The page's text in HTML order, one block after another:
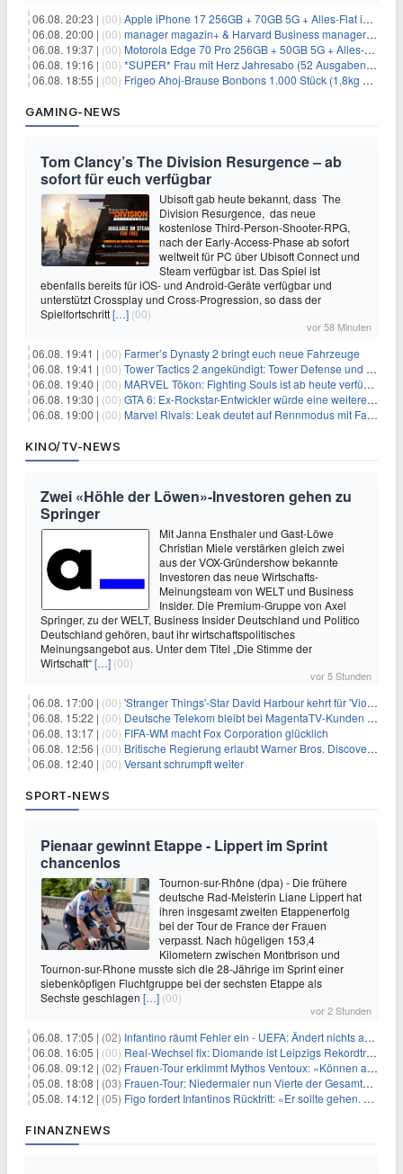
06.08. 20:23 | (00) Apple iPhone 17 256GB + 70GB 5G + Alles-Flat im Vodafone-Netz für 34,99€/Monat – eff. 4,65€/Monat
06.08. 20:00 | (00) manager magazin+ & Harvard Business manager+ Digital-Kombi-Abo 1 Monat kostenlos
06.08. 19:37 | (00) Motorola Edge 70 Pro 256GB + 50GB 5G + Alles-Flat im Vodafone-Netz für 19,99€/Monat – eff. 0,61€/Monat
06.08. 19:16 | (00) *SUPER* Frau mit Herz Jahresabo (52 Ausgaben) für 161,40€ + bis zu 150€ Prämie
06.08. 18:55 | (00) Frigeo Ahoj-Brause Bonbons 1.000 Stück (1,8kg Eimer) für 6,29€
GAMING-NEWS
Tom Clancy’s The Division Resurgence – ab
sofort für euch verfügbar
Ubisoft gab heute bekannt, dass The
Division Resurgence, das neue
kostenlose Third-Person-Shooter-RPG,
nach der Early-Access-Phase ab sofort
weltweit für PC über Ubisoft Connect und
Steam verfügbar ist. Das Spiel ist
ebenfalls bereits für iOS- und Android-Geräte verfügbar und
unterstützt Crossplay und Cross-Progression, so dass der
Spielfortschritt[…] (00)
vor 58 Minuten
06.08. 19:41 | (00) Farmer’s Dynasty 2 bringt euch neue Fahrzeuge
06.08. 19:41 | (00) Tower Tactics 2 angekündigt: Tower Defense und Deckbuilding Kombo kehrt zurück
06.08. 19:40 | (00) MARVEL Tōkon: Fighting Souls ist ab heute verfügbar
06.08. 19:30 | (00) GTA 6: Ex-Rockstar-Entwickler würde eine weitere Verschiebung nicht überraschen
06.08. 19:00 | (00) Marvel Rivals: Leak deutet auf Rennmodus mit Fahrzeugen hin
KINO/TV-NEWS
Zwei «Höhle der Löwen»-Investoren gehen zu
Springer
Mit Janna Ensthaler und Gast-Löwe
Christian Miele verstärken gleich zwei
aus der VOX-Gründershow bekannte
Investoren das neue Wirtschafts-
Meinungsteam von WELT und Business
Insider. Die Premium-Gruppe von Axel
Springer, zu der WELT, Business Insider Deutschland und Politico
Deutschland gehören, baut ihr wirtschaftspolitisches
Meinungsangebot aus. Unter dem Titel „Die Stimme der
Wirtschaft“[…] (00)
vor 5 Stunden
06.08. 17:00 | (00) 'Stranger Things'-Star David Harbour kehrt für 'Violent Night 2' zurück – Kristen Bell stößt zur Besetzung
06.08. 15:22 | (00) Deutsche Telekom bleibt bei MagentaTV-Kunden vage
06.08. 13:17 | (00) FIFA-WM macht Fox Corporation glücklich
06.08. 12:56 | (00) Britische Regierung erlaubt Warner Bros. Discovery-Übernahme
06.08. 12:40 | (00) Versant schrumpft weiter
SPORT-NEWS
Pienaar gewinnt Etappe - Lippert im Sprint
chancenlos
Tournon-sur-Rhône (dpa) - Die frühere
deutsche Rad-Meisterin Liane Lippert hat
ihren insgesamt zweiten Etappenerfolg
bei der Tour de France der Frauen
verpasst. Nach hügeligen 153,4
Kilometern zwischen Montbrison und
Tournon-sur-Rhone musste sich die 28-Jährige im Sprint einer
siebenköpfigen Fluchtgruppe bei der sechsten Etappe als
Sechste geschlagen […] (00)
vor 2 Stunden
06.08. 17:05 | (02) Infantino räumt Fehler ein - UEFA: Ändert nichts an Boykott
06.08. 16:05 | (00) Real-Wechsel fix: Diomande ist Leipzigs Rekordtransfer
06.08. 09:12 | (02) Frauen-Tour erklimmt Mythos Ventoux: «Können alles schaffen»
05.08. 18:08 | (03) Frauen-Tour: Niedermaier nun Vierte der Gesamtwertung
05.08. 14:12 | (05) Figo fordert Infantinos Rücktritt: «Er sollte gehen. Jetzt»
FINANZNEWS